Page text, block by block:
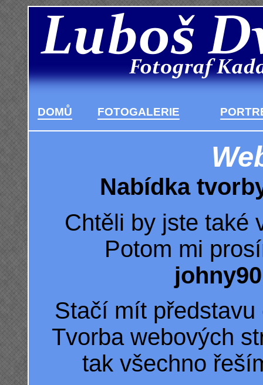
DOMŮ FOTOGALERIE
Nabídka
Chtěli by jste také
Potom mi
Stačí mít
Tvorba webových
tak všechno